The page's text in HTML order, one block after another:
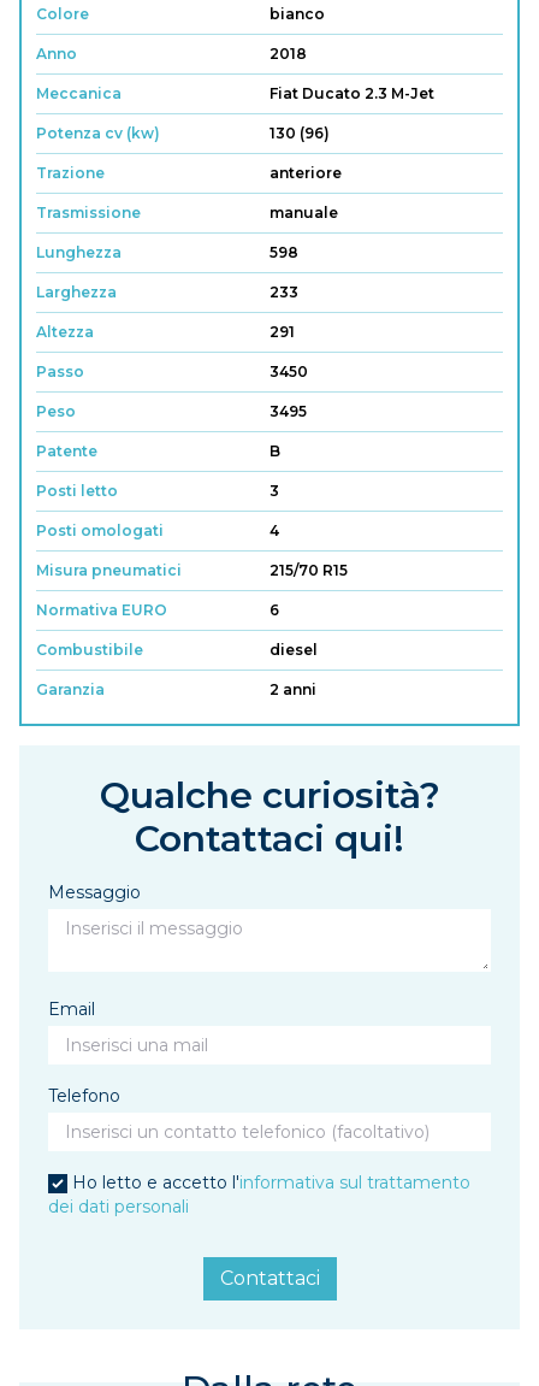
Colore bianco
Anno 2018
Meccanica Fiat Ducato 2.3 M-Jet
Potenza cv (kw) 130 (96)
Trazione anteriore
Trasmissione manuale
Lunghezza 598
Larghezza 233
Altezza 291
Passo 3450
Peso 3495
Patente B
Posti letto 3
Posti omologati 4
Misura pneumatici 215/70 R15
Normativa EURO 6
Combustibile diesel
Garanzia 2 anni
Qualche curiosità?
Contattaci qui!
Messaggio
Email
Telefono
Ho letto e accetto l'informativa sul trattamento
dei dati personali
Contattaci